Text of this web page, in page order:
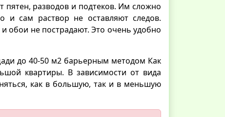
пятен, разводов и подтеков. Им сложно
и сам раствор не оставляют следов.
обои не пострадают. Это очень удобно
до 40-50 м2 барьерным методом Как
квартиры. В зависимости от вида
как в большую, так и в меньшую